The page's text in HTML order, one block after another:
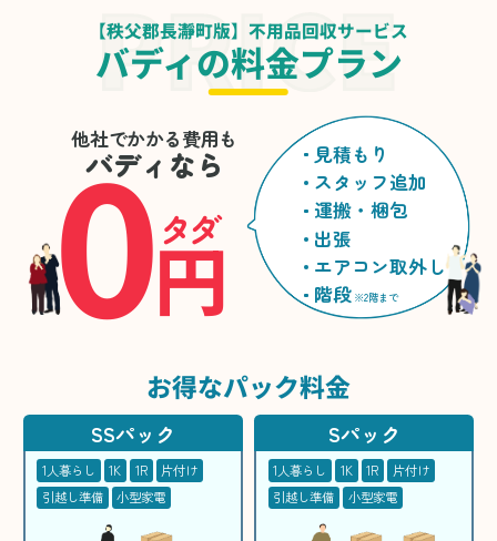
【秩父郡長瀞町版】不用品回収サービス
バディの料金プラン
他社でかかる費用も
バディなら
0円
タダ
見積もり
スタッフ追加
運搬・梱包
出張
エアコン取外し
階段 ※2階まで
お得なパック料金
SSパック
1人暮らし 1K 1R
片付け
引越し準備
小型家電
Sパック
1人暮らし 1K 1R
片付け
引越し準備
小型家電